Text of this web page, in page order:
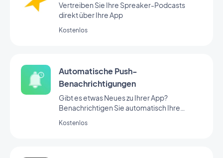
Vertreiben Sie Ihre Spreaker-Podcasts
direkt über Ihre App
Kostenlos
Automatische Push-
Benachrichtigungen
Gibt es etwas Neues zu Ihrer App?
Benachrichtigen Sie automatisch Ihre
Kostenlos